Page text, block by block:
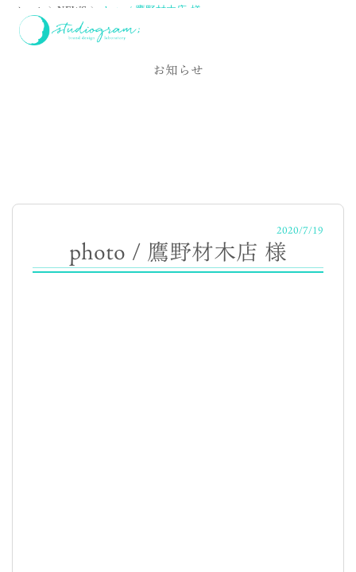
ホーム NEWS photo / 鷹野材木店 様
NEWS
お知らせ
2020/7/19
photo / 鷹野材木店 様